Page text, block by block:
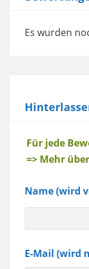
Es wurden
Baum
Für jede
=> Mehr
Name (wird
E-Mail (wird